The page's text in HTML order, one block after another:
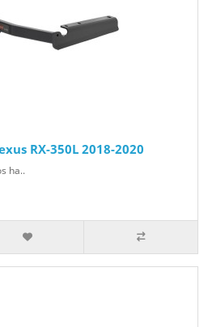
RX-350L 2018-2020
ha..